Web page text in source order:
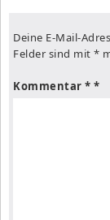
Deine E-Mail-
Felder sind mit *
Kommentar *